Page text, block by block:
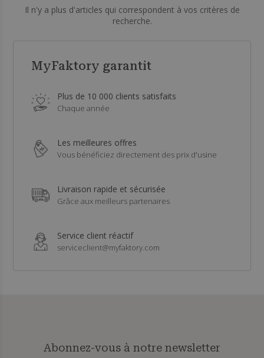
Il n'y a plus d'articles qui correspondent à vos critères de
recherche.
MyFaktory garantit
Plus de 10 000 clients satisfaits
Chaque année
Les meilleures offres
Vous bénéficiez directement des prix d'usine
Livraison rapide et sécurisée
Grâce aux meilleurs partenaires
Service client réactif
serviceclient@myfaktory.com
Abonnez-vous à notre newsletter